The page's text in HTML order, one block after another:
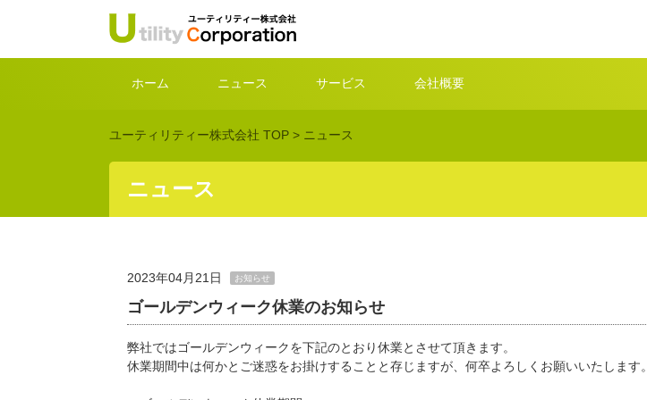
ホーム ニュース サービス 会社概要
ユーティリティー株式会社 TOP > ニュース
ニュース
2023年04月21日 お知らせ
ゴールデンウィーク休業のお知らせ
弊社ではゴールデンウィークを下記のとおり休業とさせて頂きます。
休業期間中は何かとご迷惑をお掛けすることと存じますが、何卒よろしくお願いいたします。